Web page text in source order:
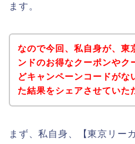
ます。
なので今回、私自身が、東
ンドのお得なクーポンやク
どキャンペーンコードがな
た結果をシェアさせていた
まず、私自身、【東京リー